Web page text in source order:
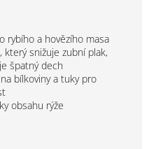
rybího a hovězího masa
snižuje zubní plak,
špatný dech
bílkoviny a tuky pro
obsahu rýže